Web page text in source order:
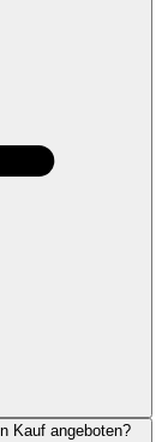
Kauf angeboten?